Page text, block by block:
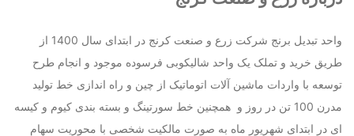
واحد تبدیل برنج شرکت زرع و صنعت کرنج در ابتدای سال 1400 از
طریق خرید و تملک یک واحد شالیکوبی فرسوده موجود و انجام طرح
توسعه با واردات ماشین آلات اتوماتیک از چین و راه اندازی خط تولید
مدرن 100 تن در روز و همچنین خط سورتینگ و بسته بندی کیوم و کیسه
ای در ابتدای شهریور ماه به صورت مالکیت شخصی با محوریت سهام